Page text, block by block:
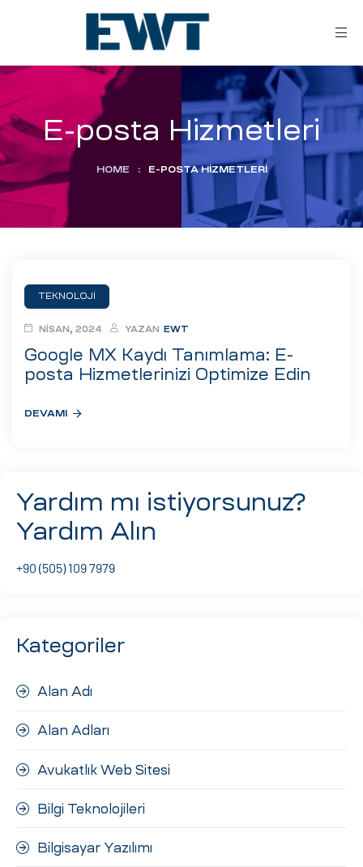
E-posta Hizmetleri
HOME : E-POSTA HIZMETLERI
TEKNOLOJI
Google MX Kaydı Tanımlama: E-
posta Hizmetlerinizi Optimize Edin
NISAN, 2024 YAZAN EWT
DEVAMI
Yardım mı istiyorsunuz?
Yardım Alın
+90 (505) 109 7979
Kategoriler
Alan Adı
Alan Adları
Avukatlık Web Sitesi
Bilgi Teknolojileri
Bilgisayar Yazılımı